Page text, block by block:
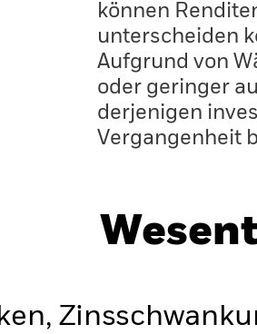
können
unterscheiden
Aufgrund von
oder geringer
derjenigen
Vergangenheit